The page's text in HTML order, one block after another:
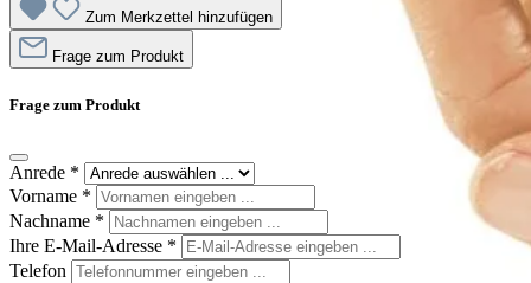
Zum Merkzettel hinzufügen
Frage zum Produkt
Frage zum Produkt
Anrede *
Vorname *
Nachname *
Ihre E-Mail-Adresse *
Telefon